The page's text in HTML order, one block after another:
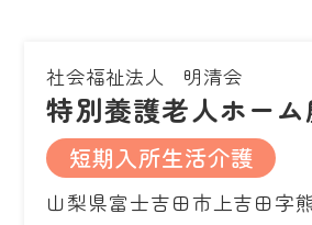
社会福祉法人 明清会
特別養護老人ホー
短期入所生活介護
山梨県富士吉田市上吉田字